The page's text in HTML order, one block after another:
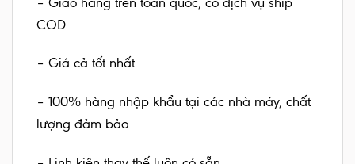
COD
– Giá cả tốt nhất
– 100% hàng nhập khẩu tại các nhà máy, chất
lượng đảm bảo